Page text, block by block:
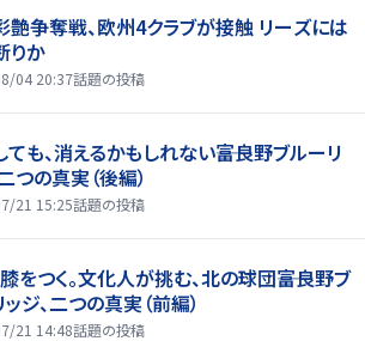
艶争奪戦、欧州4クラブが接触 リーズには
りか
04 20:37話題の投稿
も、消えるかもしれない――富良野ブルーリ
つの真実（後編）
21 15:25話題の投稿
をつく。文化人が挑む、北の球団――富良野ブ
ジ、二つの真実（前編）
21 14:48話題の投稿